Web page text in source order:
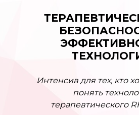
Интенсив для тех, кто
понять
терапевтического